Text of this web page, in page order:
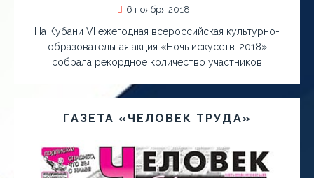
6 ноября 2018
На Кубани VI ежегодная всероссийская культурно-
образовательная акция «Ночь искусств-2018»
собрала рекордное количество участников
ГАЗЕТА «ЧЕЛОВЕК ТРУДА»